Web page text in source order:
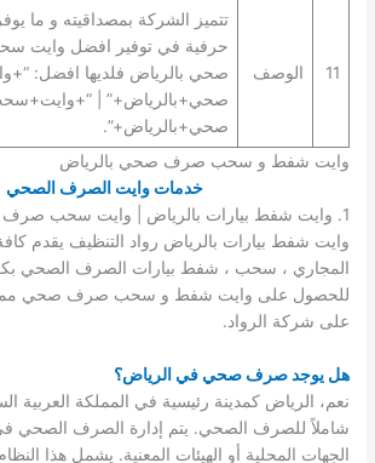
11 الوصف
تتميز الشركة بمصداقيته و ما
حرفية في توفير افضل
صحي بالرياض فلديها افضل:
صحي+بالرياض+” |
صحي+بالرياض+”.
وايت شفط و سحب صرف صحي بالرياض
خدمات وايت الصرف الصحي
1. وايت شفط بيارات بالرياض | وايت سحب صرف صحي بالرياض
وايت شفط بيارات بالرياض رواد التنظيف يقدم
المجاري ، سحب ، شفط بيارات الصرف الصحي
للحصول على وايت شفط و سحب صرف صحي ممتاز
على شركة الرواد.
هل يوجد صرف صحي في الرياض؟
نعم، الرياض كمدينة رئيسية في المملكة العربية
شاملاً للصرف الصحي. يتم إدارة الصرف الصحي
الجهات المحلية أو الهيئات المعنية. يشمل هذا